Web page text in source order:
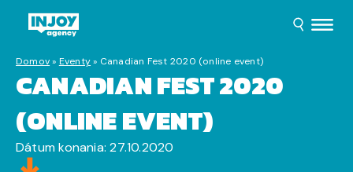
Domov» Eventy» Canadian Fest 2020 (online event)
CANADIAN FEST 2020
(ONLINE EVENT)
Dátum konania: 27.10.2020